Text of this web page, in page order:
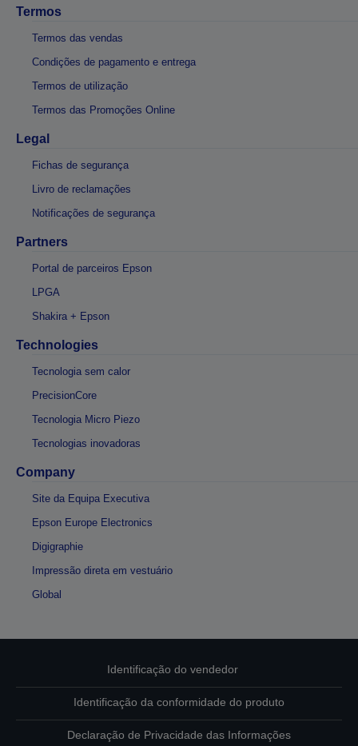
Termos
Termos das vendas
Condições de pagamento e entrega
Termos de utilização
Termos das Promoções Online
Legal
Fichas de segurança
Livro de reclamações
Notificações de segurança
Partners
Portal de parceiros Epson
LPGA
Shakira + Epson
Technologies
Tecnologia sem calor
PrecisionCore
Tecnologia Micro Piezo
Tecnologias inovadoras
Company
Site da Equipa Executiva
Epson Europe Electronics
Digigraphie
Impressão direta em vestuário
Global
Identificação do vendedor
Identificação da conformidade do produto
Declaração de Privacidade das Informações